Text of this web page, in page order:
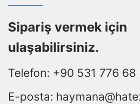
Sipariş vermek için
ulaşabilirsiniz.
Telefon: +90 531 776 68
E-posta: